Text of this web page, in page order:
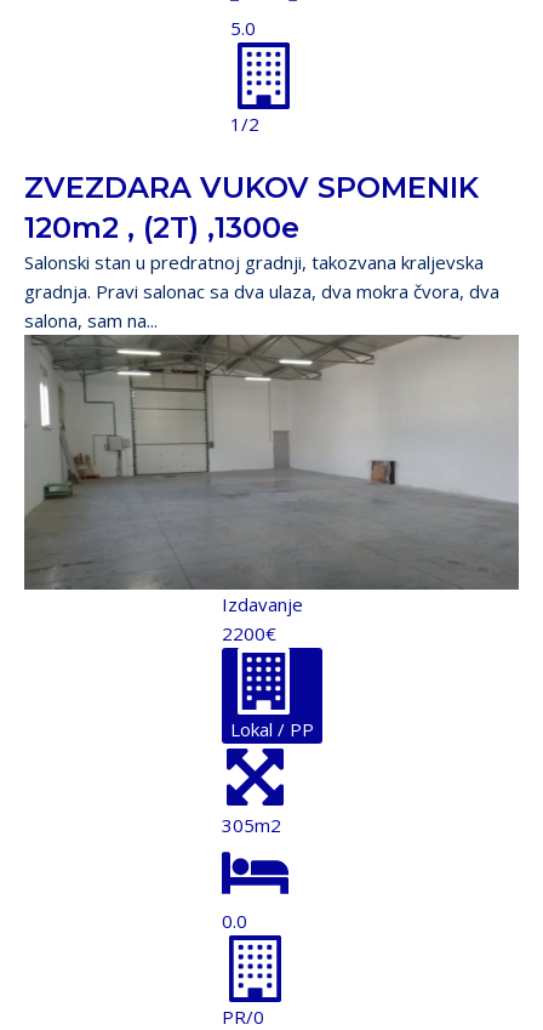
5.0
1/2
ZVEZDARA VUKOV SPOMENIK
120m2 , (2T) ,1300e
Salonski stan u predratnoj gradnji, takozvana kraljevska
gradnja. Pravi salonac sa dva ulaza, dva mokra čvora, dva
salona, sam na...
Izdavanje
2200€
Lokal / PP
305m2
0.0
PR/0